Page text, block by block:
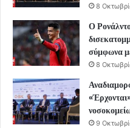
8
Ο
σύμφωνα
8
9